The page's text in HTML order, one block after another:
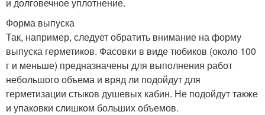
Форма выпуска
Так, например, следует обратить внимание на форму
выпуска герметиков. Фасовки в виде тюбиков (около 100
г и меньше) предназначены для выполнения работ
небольшого объема и вряд ли подойдут для
герметизации стыков душевых кабин. Не подойдут также
и упаковки слишком больших объемов.